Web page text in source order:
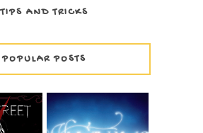
TIPS AND TRICKS
POPULAR POSTS